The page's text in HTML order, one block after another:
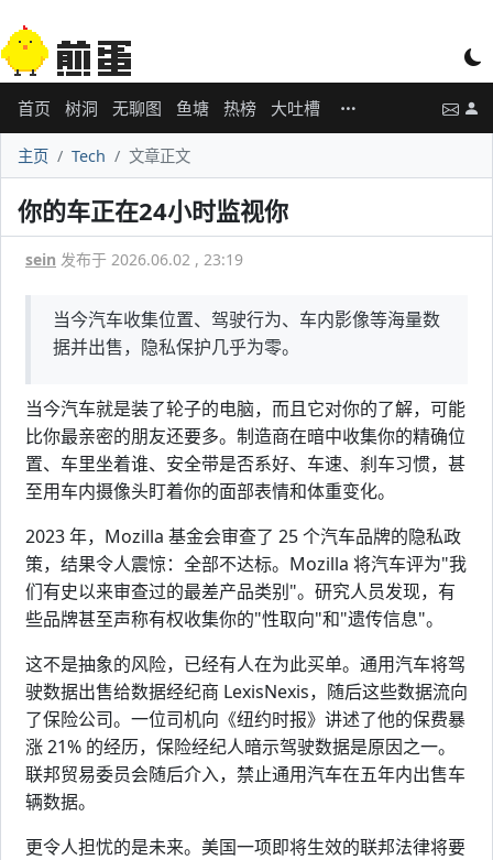
首页 树洞 无聊图 鱼塘 热榜 大吐槽
主页 Tech 文章正文
你的车正在24小时监视你
sein 发布于 2026.06.02 , 23:19
当今汽车收集位置、驾驶行为、车内影像等海量数
据并出售，隐私保护几乎为零。
当今汽车就是装了轮子的电脑，而且它对你的了解，可能
比你最亲密的朋友还要多。制造商在暗中收集你的精确位
置、车里坐着谁、安全带是否系好、车速、刹车习惯，甚
至用车内摄像头盯着你的面部表情和体重变化。
2023 年，Mozilla 基金会审查了 25 个汽车品牌的隐私政
策，结果令人震惊：全部不达标。Mozilla 将汽车评为"我
们有史以来审查过的最差产品类别"。研究人员发现，有
些品牌甚至声称有权收集你的"性取向"和"遗传信息"。
这不是抽象的风险，已经有人在为此买单。通用汽车将驾
驶数据出售给数据经纪商 LexisNexis，随后这些数据流向
了保险公司。一位司机向《纽约时报》讲述了他的保费暴
涨 21% 的经历，保险经纪人暗示驾驶数据是原因之一。
联邦贸易委员会随后介入，禁止通用汽车在五年内出售车
辆数据。
更令人担忧的是未来。美国一项即将生效的联邦法律将要